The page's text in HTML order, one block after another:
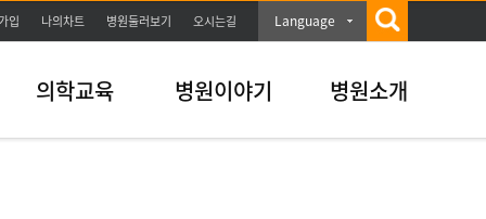
입 나의차트 병원둘러보기 오시는길 Language
의학교육 병원이야기 병원소개